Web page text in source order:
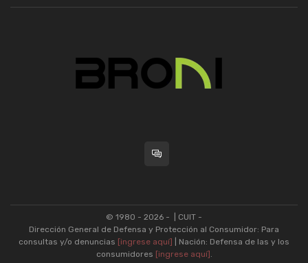
© 1980 - 2026 -
| CUIT -
Dirección General de Defensa y Protección al Consumidor: Para
consultas y/o denuncias [ingrese aquí]
| Nación: Defensa de las y los
consumidores [ingrese aquí] .